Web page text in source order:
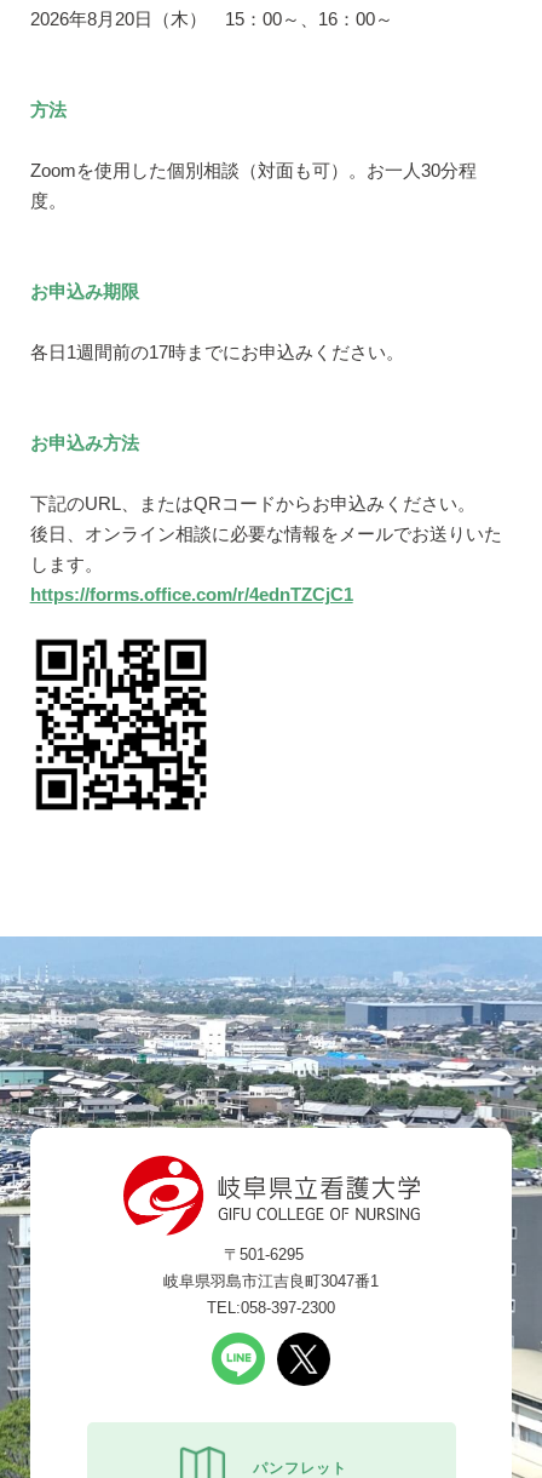
2026年8月20日（木） 15：00～、16：00～
方法
Zoomを使用した個別相談（対面も可）。お一人30分程
度。
お申込み期限
各日1週間前の17時までにお申込みください。
お申込み方法
下記のURL、またはQRコードからお申込みください。
後日、オンライン相談に必要な情報をメールでお送りいた
します。
https://forms.office.com/r/4ednTZCjC1
〒501-6295
岐阜県羽島市江吉良町3047番1
TEL:058-397-2300
パンフレット